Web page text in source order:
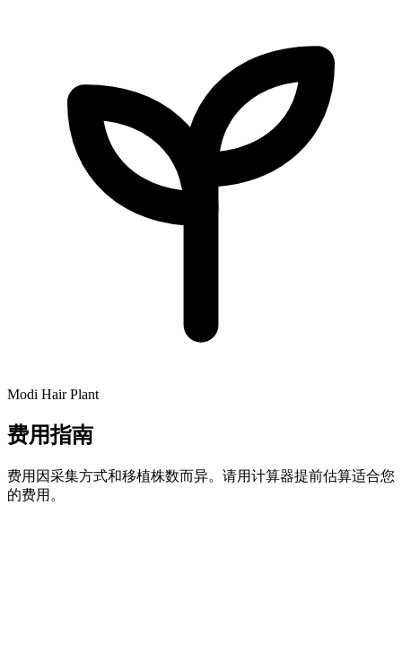
Modi Hair Plant
费用指南
费用因采集方式和移植株数而异。请用计算器提前估算适合您
的费用。